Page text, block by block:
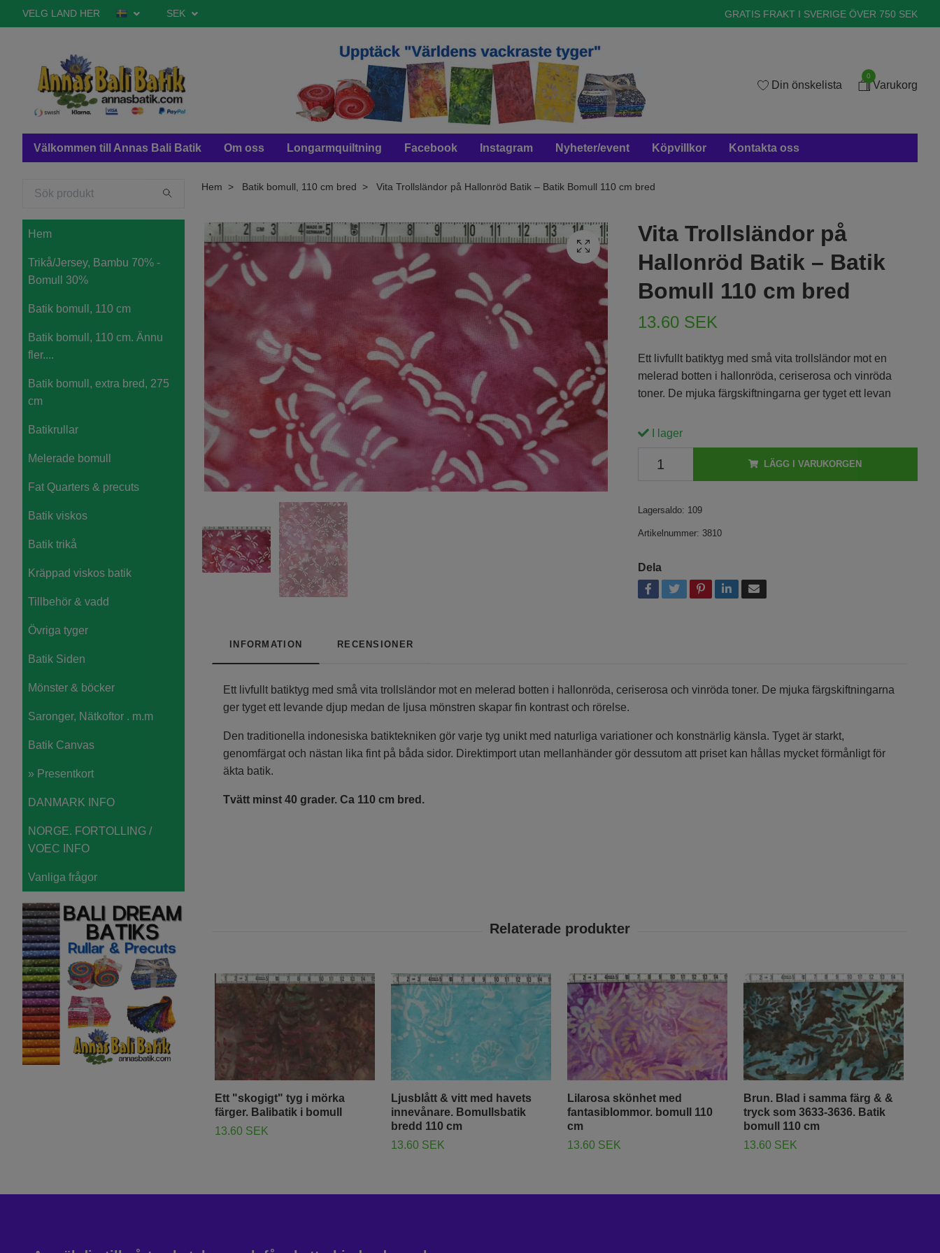
VELG LAND HER SEK GRATIS FRAKT I SVERIGE ÖVER 750 SEK
Din önskelista
0
Varukorg
Välkommen till Annas Bali Batik Om oss Longarmquiltning Facebook Instagram Nyheter/event Köpvillkor Kontakta oss
Hem
Trikå/Jersey, Bambu 70% -
Bomull 30%
Batik bomull, 110 cm
Batik bomull, 110 cm. Ännu
fler....
Batik bomull, extra bred, 275
cm
Batikrullar
Melerade bomull
Fat Quarters & precuts
Batik viskos
Batik trikå
Kräppad viskos batik
Tillbehör & vadd
Övriga tyger
Batik Siden
Mönster & böcker
Saronger, Nätkoftor . m.m
Batik Canvas
» Presentkort
DANMARK INFO
NORGE. FORTOLLING /
VOEC INFO
Vanliga frågor
Hem Batik bomull, 110 cm bred Vita Trollsländor på Hallonröd Batik – Batik Bomull 110 cm bred
Vita Trollsländor på
Hallonröd Batik – Batik
Bomull 110 cm bred
13.60 SEK
Ett livfullt batiktyg med små vita trollsländor mot en
melerad botten i hallonröda, ceriserosa och vinröda
toner. De mjuka färgskiftningarna ger tyget ett levan
I lager
LÄGG I VARUKORGEN
Lagersaldo: 109
Artikelnummer: 3810
Dela
INFORMATION RECENSIONER
Ett livfullt batiktyg med små vita trollsländor mot en melerad botten i hallonröda, ceriserosa och vinröda toner. De mjuka färgskiftningarna
ger tyget ett levande djup medan de ljusa mönstren skapar fin kontrast och rörelse.
Den traditionella indonesiska batiktekniken gör varje tyg unikt med naturliga variationer och konstnärlig känsla. Tyget är starkt,
genomfärgat och nästan lika fint på båda sidor. Direktimport utan mellanhänder gör dessutom att priset kan hållas mycket förmånligt för
äkta batik.
Tvätt minst 40 grader. Ca 110 cm bred.
Ett "skogigt" tyg i mörka
färger. Balibatik i bomull
13.60 SEK
Ljusblått & vitt med havets
innevånare. Bomullsbatik
bredd 110 cm
13.60 SEK
Lilarosa skönhet med
fantasiblommor. bomull 110
cm
13.60 SEK
Brun. Blad i samma färg & &
tryck som 3633-3636. Batik
bomull 110 cm
13.60 SEK